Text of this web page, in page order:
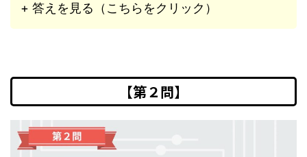
+ 答えを見る（こちらをクリック）
【第２問】